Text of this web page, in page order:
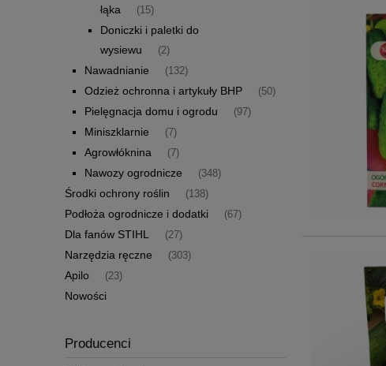
łąka
(15)
Doniczki i paletki do
wysiewu
(2)
Nawadnianie (132)
Odzież ochronna i artykuły BHP (50)
Pielęgnacja domu i ogrodu (97)
Miniszklarnie (7)
Agrowłóknina (7)
Nawozy ogrodnicze (348)
Środki ochrony roślin (138)
Podłoża ogrodnicze i dodatki (67)
Dla fanów STIHL (27)
Narzędzia ręczne (303)
Apilo (23)
Nowości
Producenci